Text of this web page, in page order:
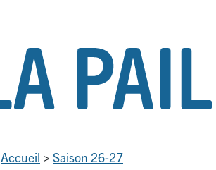
Accueil > Saison 26-27